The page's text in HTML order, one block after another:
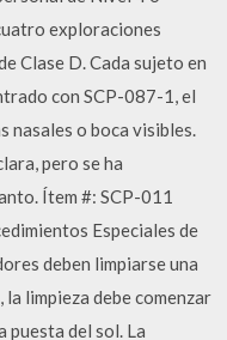
exploraciones
Clase D. Cada sujeto en
con SCP-087-1, el
nasales o boca visibles.
pero se ha
Ítem #: SCP-011
Especiales de
deben limpiarse una
limpieza debe comenzar
puesta del sol. La